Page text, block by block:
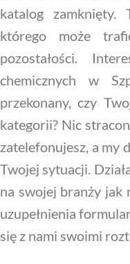
katalog zamknięty.
którego może
pozostałości.
chemicznych w
przekonany, czy
kategorii? Nic
zatelefonujesz, a my
Twojej sytuacji.
na swojej branży jak
uzupełnienia
się z nami swoimi